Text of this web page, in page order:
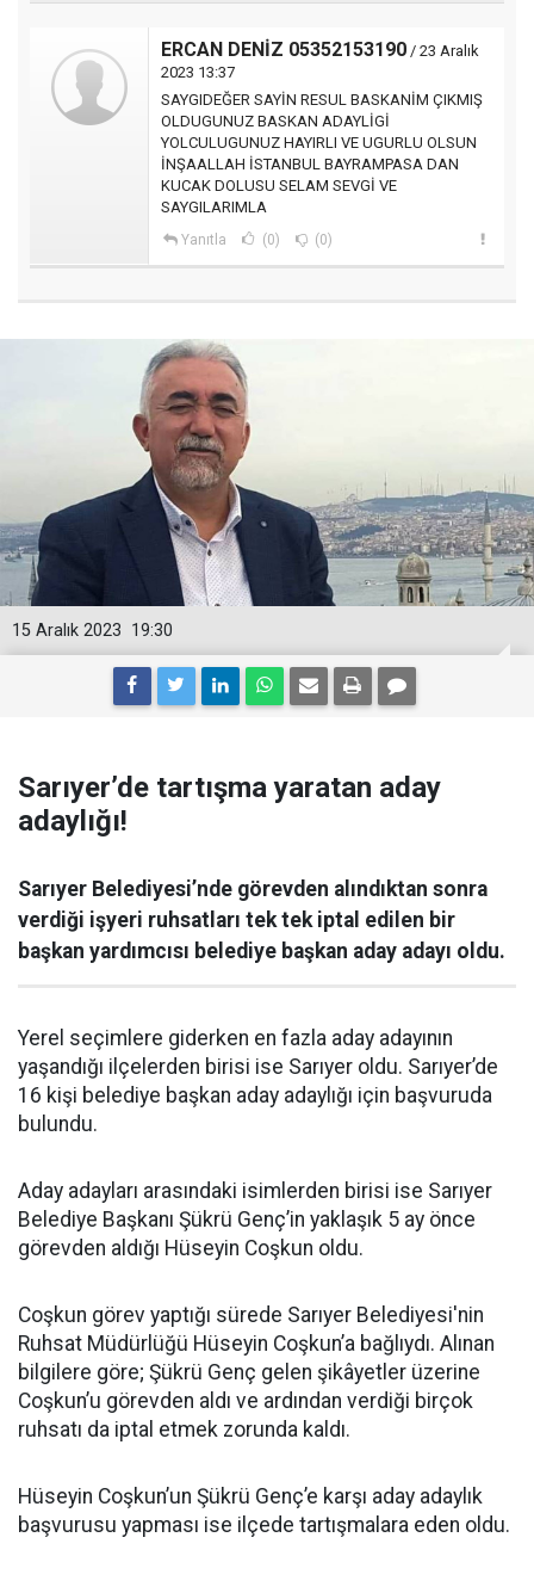
ERCAN DENİZ 05352153190 / 23 Aralık
2023 13:37
SAYGIDEĞER SAYİN RESUL BASKANİM ÇIKMIŞ
OLDUGUNUZ BASKAN ADAYLİGİ
YOLCULUGUNUZ HAYIRLI VE UGURLU OLSUN
İNŞAALLAH İSTANBUL BAYRAMPASA DAN
KUCAK DOLUSU SELAM SEVGİ VE
SAYGILARIMLA
Yanıtla (0) (0)
19:30
15 Aralık 2023
Sarıyer’de tartışma yaratan aday
adaylığı!
Sarıyer Belediyesi’nde görevden alındıktan sonra
verdiği işyeri ruhsatları tek tek iptal edilen bir
başkan yardımcısı belediye başkan aday adayı oldu.
Yerel seçimlere giderken en fazla aday adayının
yaşandığı ilçelerden birisi ise Sarıyer oldu. Sarıyer’de
16 kişi belediye başkan aday adaylığı için başvuruda
bulundu.
Aday adayları arasındaki isimlerden birisi ise Sarıyer
Belediye Başkanı Şükrü Genç’in yaklaşık 5 ay önce
görevden aldığı Hüseyin Coşkun oldu.
Coşkun görev yaptığı sürede Sarıyer Belediyesi'nin
Ruhsat Müdürlüğü Hüseyin Coşkun’a bağlıydı. Alınan
bilgilere göre; Şükrü Genç gelen şikâyetler üzerine
Coşkun’u görevden aldı ve ardından verdiği birçok
ruhsatı da iptal etmek zorunda kaldı.
Hüseyin Coşkun’un Şükrü Genç’e karşı aday adaylık
başvurusu yapması ise ilçede tartışmalara eden oldu.